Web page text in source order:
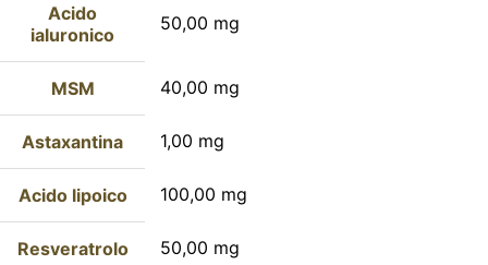
Acido
ialuronico
50,00 mg
MSM 40,00 mg
Astaxantina 1,00 mg
Acido lipoico 100,00 mg
Resveratrolo 50,00 mg